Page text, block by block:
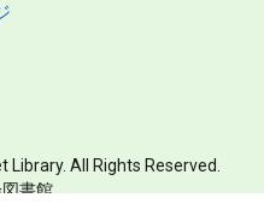
All Rights Reserved.